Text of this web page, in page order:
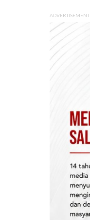
ADVERTISEMENT